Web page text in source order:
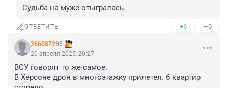
Судьба на муже отыгралась.
ОТВЕТИТЬ +6 –0
266087295
20 апреля 2025, 20:27
ВСУ говорят то же самое.
В Херсоне дрон в многоэтажку прилетел. 6 квартир